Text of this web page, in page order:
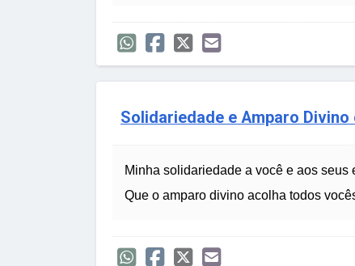
Solidariedade e Amparo
Minha solidariedade a você e aos seus
Que o amparo divino acolha todos